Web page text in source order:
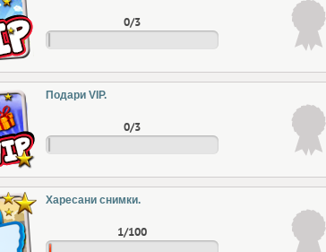
0/3
Подари VIP.
0/3
Харесани снимки.
1/100